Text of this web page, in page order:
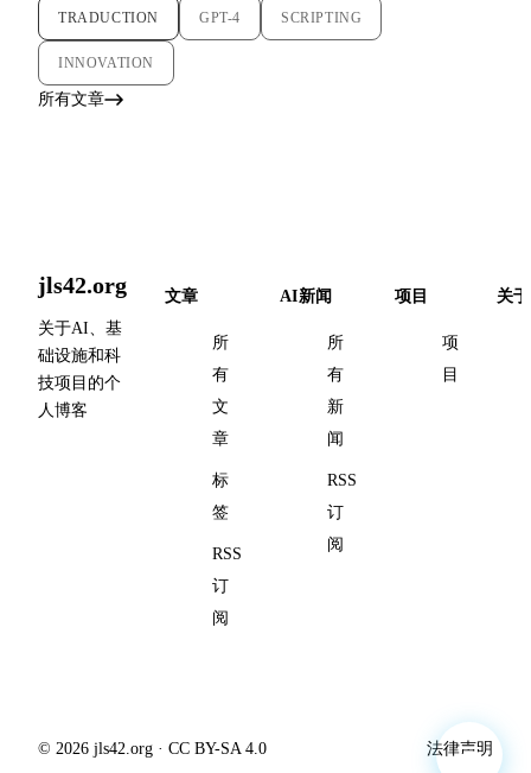
TRADUCTION GPT-4 SCRIPTING
INNOVATION
所有文章
jls42.org
关于AI、基
础设施和科
技项目的个
人博客
文章
所
有
文
章
标
签
RSS
订
阅
AI新闻
所
有
新
闻
RSS
订
阅
项目
项
目
关于
© 2026 jls42.org · CC BY-SA 4.0 法律声明